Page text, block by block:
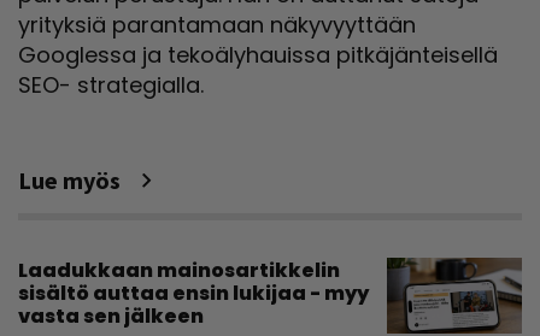
yrityksiä parantamaan näkyvyyttään
Googlessa ja tekoälyhauissa pitkäjänteisellä
SEO- strategialla.
Lue myös
Laadukkaan mainosartikkelin
sisältö auttaa ensin lukijaa - myy
vasta sen jälkeen